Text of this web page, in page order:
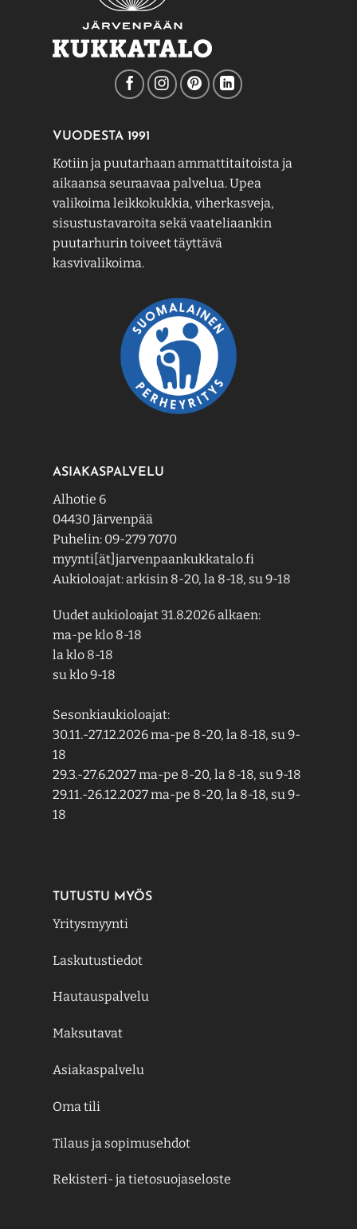
VUODESTA 1991
Kotiin ja puutarhaan ammattitaitoista ja
aikaansa seuraavaa palvelua. Upea
valikoima leikkokukkia, viherkasveja,
sisustustavaroita sekä vaateliaankin
puutarhurin toiveet täyttävä
kasvivalikoima.
ASIAKASPALVELU
Alhotie 6
04430 Järvenpää
Puhelin: 09-279 7070
myynti[ät]jarvenpaankukkatalo.fi
Aukioloajat: arkisin 8-20, la 8-18, su 9-18
Uudet aukioloajat 31.8.2026 alkaen:
ma-pe klo 8-18
la klo 8-18
su klo 9-18
Sesonkiaukioloajat:
30.11.-27.12.2026 ma-pe 8-20, la 8-18, su 9-
18
29.3.-27.6.2027 ma-pe 8-20, la 8-18, su 9-18
29.11.-26.12.2027 ma-pe 8-20, la 8-18, su 9-
18
TUTUSTU MYÖS
Yritysmyynti
Laskutustiedot
Hautauspalvelu
Maksutavat
Asiakaspalvelu
Oma tili
Tilaus ja sopimusehdot
Rekisteri- ja tietosuojaseloste